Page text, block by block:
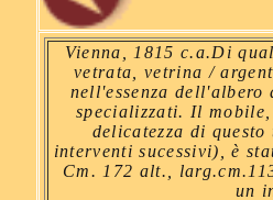
Vienna, 1815 c.a.Di
vetrata, vetrina /
nell'essenza
specializzati. Il
delicatezza di
interventi sucessivi), è
Cm. 172 alt.,
un